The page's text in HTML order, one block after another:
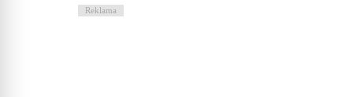
Reklama